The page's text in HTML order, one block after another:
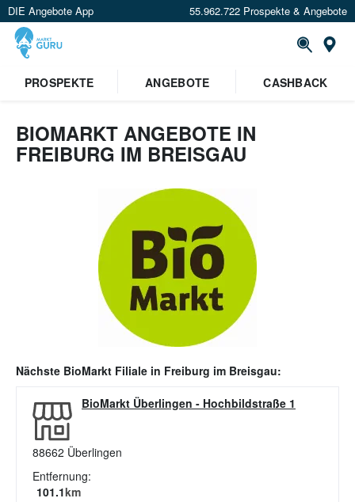
DIE Angebote App 55.962.722 Prospekte & Angebote
PROSPEKTE
ANGEBOTE CASHBACK
BIOMARKT ANGEBOTE IN
FREIBURG IM BREISGAU
Nächste BioMarkt Filiale in Freiburg im Breisgau:
BioMarkt Überlingen - Hochbildstraße 1
88662 Überlingen
Entfernung:
101.1km